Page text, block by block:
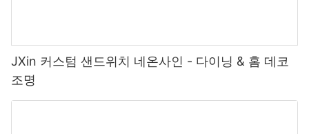
JXin 커스텀 샌드위치 네온사인 - 다이닝 & 홈 데코
조명